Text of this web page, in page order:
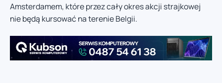
Amsterdamem, które przez cały okres akcji strajkowej
nie będą kursować na terenie Belgii.